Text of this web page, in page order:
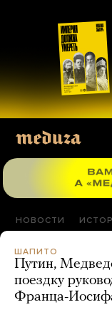
материалам
НОВОСТИ
ШАПИТО
Путин,
поездку
Франца-